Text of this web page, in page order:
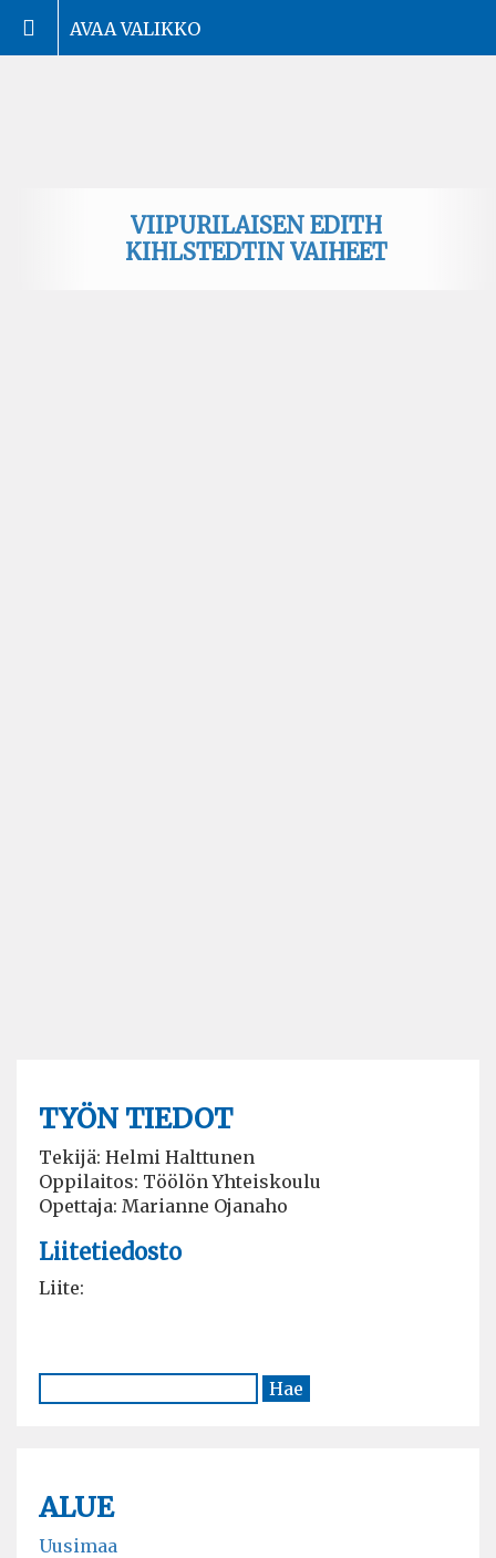
AVAA VALIKKO
VIIPURILAISEN EDITH
KIHLSTEDTIN VAIHEET
TYÖN TIEDOT
Tekijä: Helmi Halttunen
Oppilaitos: Töölön Yhteiskoulu
Opettaja: Marianne Ojanaho
Liitetiedosto
Liite:
ALUE
Uusimaa